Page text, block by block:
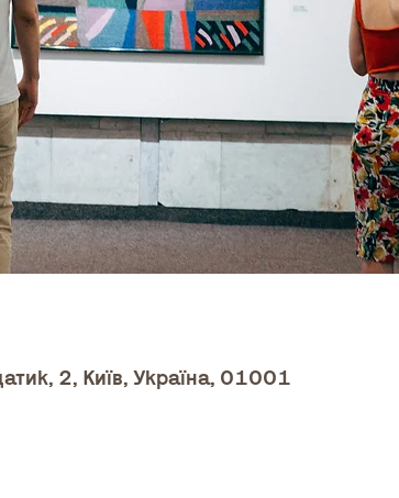
2, Київ, Україна, 01001